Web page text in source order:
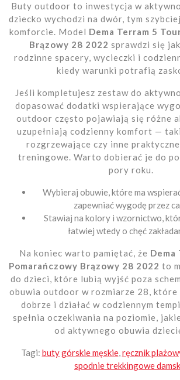
Buty outdoor to inwestycja w
dziecko wychodzi na dwór, tym
komforcie. Model Dema Terram 5
Brązowy 28 2022 sprawdzi się
rodzinne spacery, wycieczki i
kiedy warunki potrafią
Jeśli kompletujesz zestaw do
dopasować dodatki wspierające
outdoor często pojawiają się różne
uzupełniają codzienny komfort —
rozgrzewające czy inne
treningowe. Warto dobierać je do
pory roku.
Wybieraj obuwie, które ma
zapewniać wygodę przez
Stawiaj na kolory i wzornictwo,
łatwiej wtedy o chęć
Na koniec warto pamiętać, że Dema
Pomarańczowy Brązowy 28 2022 to
do dzieci, które lubią wyjść poza
obuwia outdoor w rozmiarze 28, które
dobrze i działać w codziennym
spełnia oczekiwania na poziomie,
od aktywnego obuwia
Tagi: buty górskie męskie,ręcznik
spodnie trekkingowe